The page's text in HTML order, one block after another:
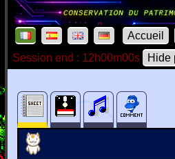
Accueil
Session end : 12h00m00s
Hide